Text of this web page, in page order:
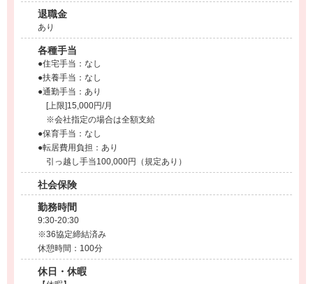
退職金
あり
各種手当
●住宅手当：なし
●扶養手当：なし
●通勤手当：あり
[上限]15,000円/月
※会社指定の場合は全額支給
●保育手当：なし
●転居費用負担：あり
引っ越し手当100,000円（規定あり）
社会保険
勤務時間
9:30-20:30
※36協定締結済み
休憩時間：100分
休日・休暇